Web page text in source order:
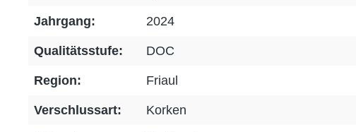
Jahrgang: 2024
Qualitätsstufe: DOC
Region: Friaul
Verschlussart: Korken